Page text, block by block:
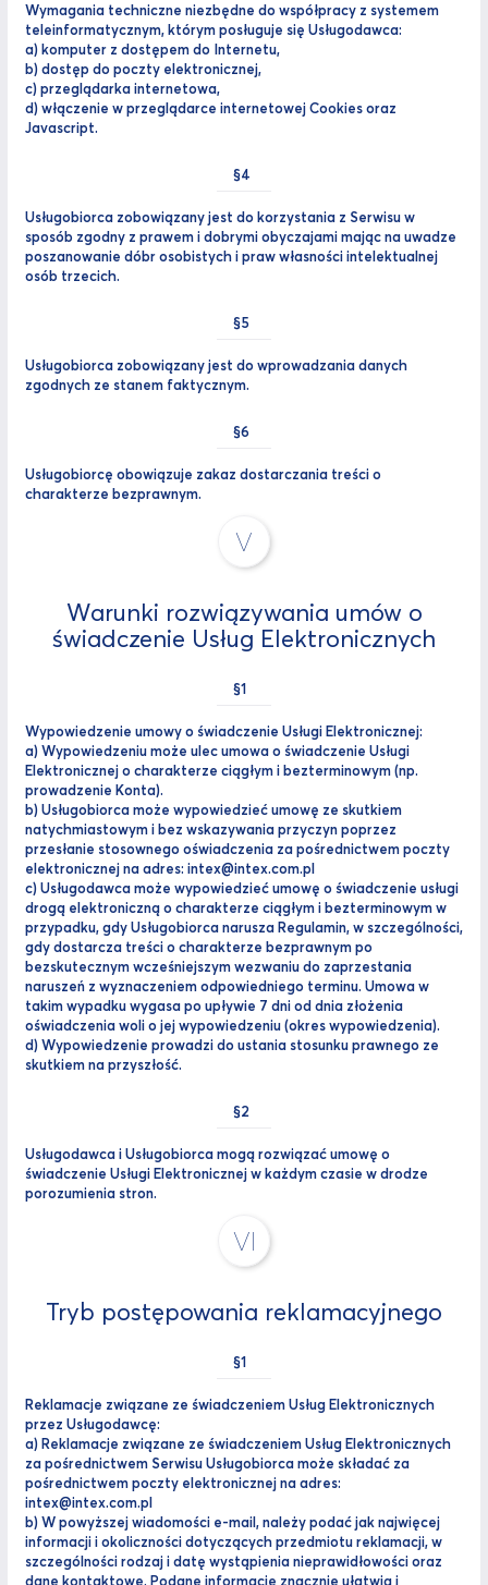
Wymagania techniczne niezbędne do współpracy z systemem
teleinformatycznym, którym posługuje się Usługodawca:
a) komputer z dostępem do Internetu,
b) dostęp do poczty elektronicznej,
c) przeglądarka internetowa,
d) włączenie w przeglądarce internetowej Cookies oraz
Javascript.
Usługobiorca zobowiązany jest do korzystania z Serwisu w
sposób zgodny z prawem i dobrymi obyczajami mając na uwadze
poszanowanie dóbr osobistych i praw własności intelektualnej
osób trzecich.
Usługobiorca zobowiązany jest do wprowadzania danych
zgodnych ze stanem faktycznym.
Usługobiorcę obowiązuje zakaz dostarczania treści o
charakterze bezprawnym.
V
Warunki rozwiązywania umów o
świadczenie Usług Elektronicznych
Wypowiedzenie umowy o świadczenie Usługi Elektronicznej:
a) Wypowiedzeniu może ulec umowa o świadczenie Usługi
Elektronicznej o charakterze ciągłym i bezterminowym (np.
prowadzenie Konta).
b) Usługobiorca może wypowiedzieć umowę ze skutkiem
natychmiastowym i bez wskazywania przyczyn poprzez
przesłanie stosownego oświadczenia za pośrednictwem poczty
elektronicznej na adres: intex@intex.com.pl
c) Usługodawca może wypowiedzieć umowę o świadczenie usługi
drogą elektroniczną o charakterze ciągłym i bezterminowym w
przypadku, gdy Usługobiorca narusza Regulamin, w szczególności,
gdy dostarcza treści o charakterze bezprawnym po
bezskutecznym wcześniejszym wezwaniu do zaprzestania
naruszeń z wyznaczeniem odpowiedniego terminu. Umowa w
takim wypadku wygasa po upływie 7 dni od dnia złożenia
oświadczenia woli o jej wypowiedzeniu (okres wypowiedzenia).
d) Wypowiedzenie prowadzi do ustania stosunku prawnego ze
skutkiem na przyszłość.
Usługodawca i Usługobiorca mogą rozwiązać umowę o
świadczenie Usługi Elektronicznej w każdym czasie w drodze
porozumienia stron.
VI
Tryb postępowania reklamacyjnego
Reklamacje związane ze świadczeniem Usług Elektronicznych
przez Usługodawcę:
a) Reklamacje związane ze świadczeniem Usług Elektronicznych
za pośrednictwem Serwisu Usługobiorca może składać za
pośrednictwem poczty elektronicznej na adres:
intex@intex.com.pl
b) W powyższej wiadomości e-mail, należy podać jak najwięcej
informacji i okoliczności dotyczących przedmiotu reklamacji, w
szczególności rodzaj i datę wystąpienia nieprawidłowości oraz
dane kontaktowe. Podane informacje znacznie ułatwią i